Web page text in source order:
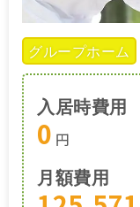
グループホーム
入居時費用
0 円
月額費用